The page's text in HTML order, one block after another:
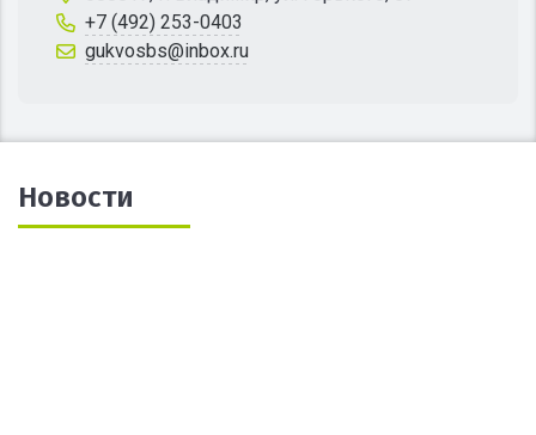
+7 (492) 253-0403
gukvosbs@inbox.ru
Новости